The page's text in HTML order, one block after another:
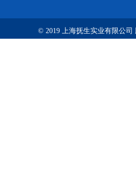
© 2019 上海抚生实业有限公司